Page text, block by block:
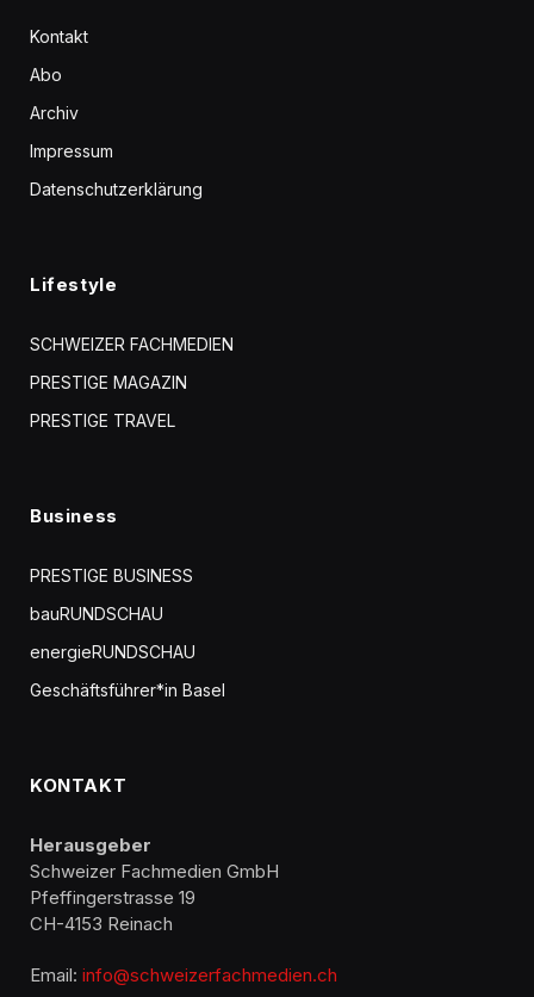
Kontakt
Abo
Archiv
Impressum
Datenschutzerklärung
Lifestyle
SCHWEIZER FACHMEDIEN
PRESTIGE MAGAZIN
PRESTIGE TRAVEL
Business
PRESTIGE BUSINESS
bauRUNDSCHAU
energieRUNDSCHAU
Geschäftsführer*in Basel
KONTAKT
Herausgeber
Schweizer Fachmedien GmbH
Pfeffingerstrasse 19
CH-4153 Reinach
Email: info@schweizerfachmedien.ch